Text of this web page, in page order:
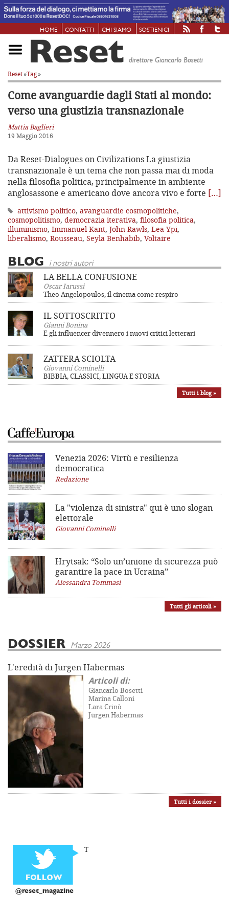
HOME CONTATTI CHI SIAMO SOSTIENICI
Reset»Tag»
Come avanguardie dagli Stati al mondo:
verso una giustizia transnazionale
Mattia Baglieri
19 Maggio 2016
Da Reset-Dialogues on Civilizations La giustizia
transnazionale è un tema che non passa mai di moda
nella filosofia politica, principalmente in ambiente
anglosassone e americano dove ancora vivo e forte […]
attivismo politico, avanguardie cosmopolitiche,
cosmopolitismo, democrazia iterativa, filosofia politica,
illuminismo, Immanuel Kant, John Rawls, Lea Ypi,
liberalismo, Rousseau, Seyla Benhabib, Voltaire
BLOG i nostri autori
LA BELLA CONFUSIONE
Oscar Iarussi
Theo Angelopoulos, il cinema come respiro
IL SOTTOSCRITTO
Gianni Bonina
E gli influencer divennero i nuovi critici letterari
ZATTERA SCIOLTA
Giovanni Cominelli
BIBBIA, CLASSICI, LINGUA E STORIA
Tutti i blog »
Venezia 2026: Virtù e resilienza
democratica
Redazione
La "violenza di sinistra" qui è uno slogan
elettorale
Giovanni Cominelli
Hrytsak: “Solo un’unione di sicurezza può
garantire la pace in Ucraina”
Alessandra Tommasi
Tutti gli articoli »
DOSSIER Marzo 2026
L'eredità di Jürgen Habermas
Articoli di:
Giancarlo Bosetti
Marina Calloni
Lara Crinò
Jürgen Habermas
Tutti i dossier »
@reset_magazine
T